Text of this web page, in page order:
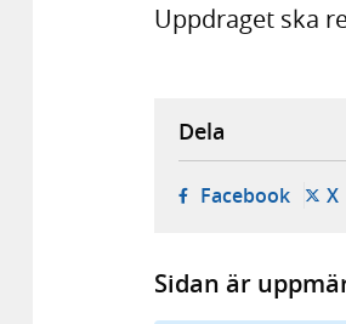
Uppdraget ska
Dela
Facebook- X
Sidan är